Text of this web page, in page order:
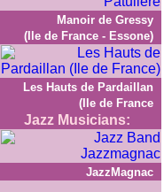
Manoir de Gressy
(Ile de France - Essone)
Les Hauts de Pardaillan
(Ile de France
Jazz Musicians:
JazzMagnac